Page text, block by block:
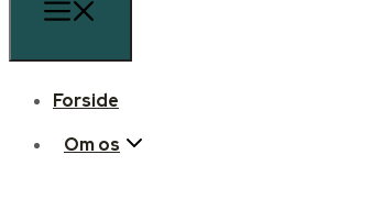
Forside
Om os
Forside
Om os